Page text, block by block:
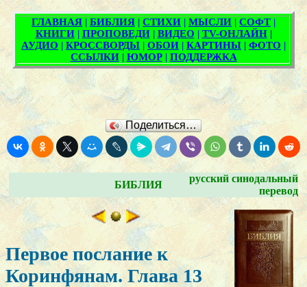
Поделиться…
БИБЛИЯ
русский синодальный
перевод
Первое послание к
Коринфянам. Глава 13